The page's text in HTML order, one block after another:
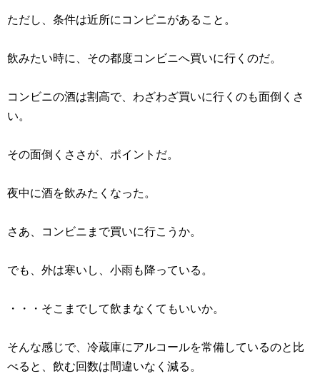
ただし、条件は近所にコンビニがあること。
飲みたい時に、その都度コンビニへ買いに行くのだ。
コンビニの酒は割高で、わざわざ買いに行くのも面倒くさ
い。
その面倒くささが、ポイントだ。
夜中に酒を飲みたくなった。
さあ、コンビニまで買いに行こうか。
でも、外は寒いし、小雨も降っている。
・・・そこまでして飲まなくてもいいか。
そんな感じで、冷蔵庫にアルコールを常備しているのと比
べると、飲む回数は間違いなく減る。